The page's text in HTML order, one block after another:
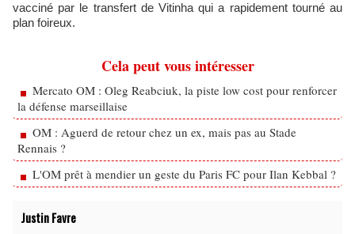
vacciné par le transfert de Vitinha qui a rapidement tourné au
plan foireux.
Cela peut vous intéresser
Mercato OM : Oleg Reabciuk, la piste low cost pour renforcer
la défense marseillaise
OM : Aguerd de retour chez un ex, mais pas au Stade
Rennais ?
L'OM prêt à mendier un geste du Paris FC pour Ilan Kebbal ?
Justin Favre